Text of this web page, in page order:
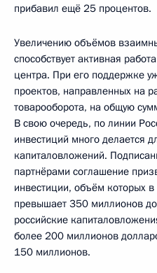
прибавил ещё 25 процентов.
Увеличению объёмов
способствует активная
центра. При его поддержке
проектов, направленных на
товарооборота, на общую
В свою очередь, по линии
инвестиций много делается
капиталовложений.
партнёрами соглашение
инвестиции, объём которых
превышает 350 миллионов
российские
более 200 миллионов
150 миллионов.